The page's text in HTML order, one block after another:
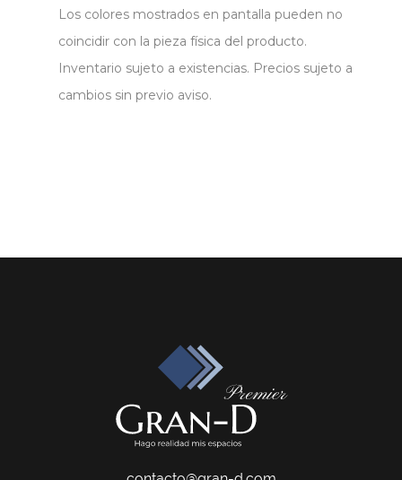
Los colores mostrados en pantalla pueden no
coincidir con la pieza física del producto.
Inventario sujeto a existencias. Precios sujeto a
cambios sin previo aviso.